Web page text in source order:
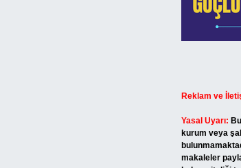
Reklam ve
Yasal Uyarı:
kurum veya
makaleler